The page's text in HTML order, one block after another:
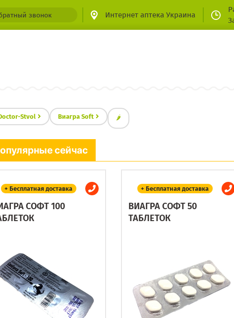
звонок Интернет аптека Украина
Stvol Виагра Soft 🌶
сейчас
+ Бесплатная доставка
СОФТ 100
+ Бесплатная доставка
ВИАГРА СОФТ 50
ТАБЛЕТОК